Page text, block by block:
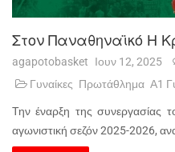
Στον Παναθηναϊκό Η
agapotobasket Ιουν 12, 2025
Γυναίκες Πρωτάθλημα Α1
Την έναρξη της συνεργασίας
αγωνιστική σεζόν 2025-2026,